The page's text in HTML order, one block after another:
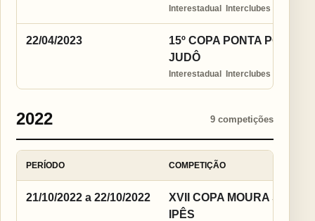
Interestadual  Interclubes
22/04/2023
15º COPA PONTA PORÃ
JUDÔ
Interestadual  Interclubes
2022 9 competições
PERÍODO COMPETIÇÃO
21/10/2022 a 22/10/2022
XVII COPA MOURA
IPÊS